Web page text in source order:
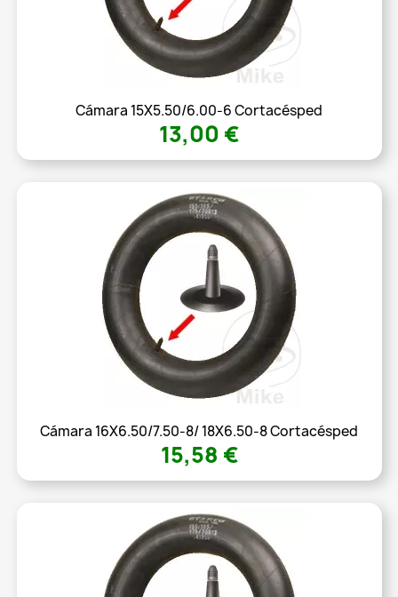
Cámara 15X5.50/6.00-6 Cortacésped
13,00 €
Cámara 16X6.50/7.50-8/ 18X6.50-8 Cortacésped
15,58 €